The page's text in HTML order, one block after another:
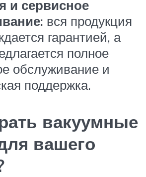
и сервисное
вся продукция
гарантией, а
полное
обслуживание и
поддержка.
вакуумные
вашего